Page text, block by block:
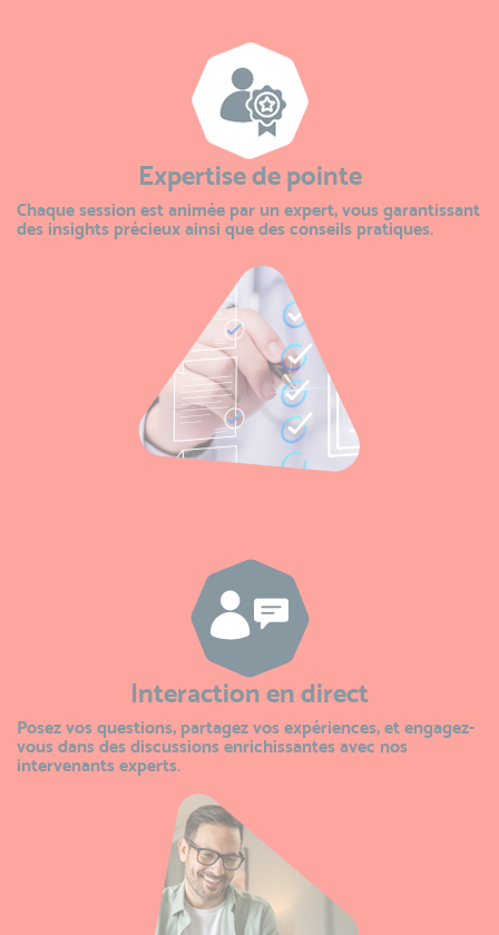
Expertise de pointe
Chaque session est animée par un expert, vous garantissant
des insights précieux ainsi que des conseils pratiques.
Interaction en direct
Posez vos questions, partagez vos expériences, et engagez-
vous dans des discussions enrichissantes avec nos
intervenants experts.